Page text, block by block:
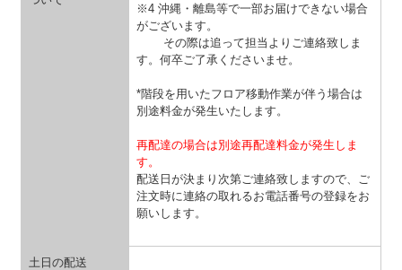
※4 沖縄・離島等で一部お届けできない場合
がございます。
その際は追って担当よりご連絡致しま
す。何卒ご了承くださいませ。
*階段を用いたフロア移動作業が伴う場合は
別途料金が発生いたします。
再配達の場合は別途再配達料金が発生しま
す。
配送日が決まり次第ご連絡致しますので、ご
注文時に連絡の取れるお電話番号の登録をお
願いします。
土日の配送